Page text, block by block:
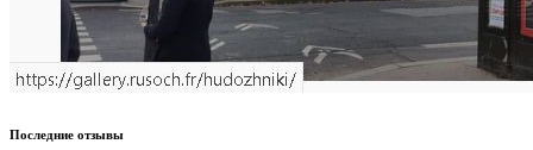
Последние отзывы